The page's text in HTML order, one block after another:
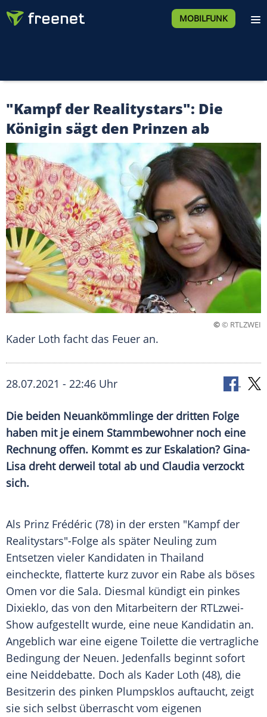
MOBILFUNK
"Kampf der Realitystars": Die
Königin sägt den Prinzen ab
©© RTLZWEI
Kader Loth facht das Feuer an.
28.07.2021 - 22:46 Uhr
Die beiden Neuankömmlinge der dritten Folge
haben mit je einem Stammbewohnernoch eine
Rechnung offen. Kommt es zur Eskalation? Gina-
Lisa dreht derweil total ab und Claudia verzockt
sich.
Als Prinz Frédéric (78) in der ersten "Kampf der
Realitystars"-Folge als später Neuling zum
Entsetzen vieler Kandidaten in Thailand
eincheckte, flatterte kurz zuvor ein Rabe als böses
Omen vor die Sala. Diesmal kündigt ein pinkes
Dixieklo, das von den Mitarbeitern der RTLzwei-
Show aufgestellt wurde, eine neue Kandidatin an.
Angeblich war eine eigene Toilette die vertragliche
Bedingung der Neuen. Jedenfalls beginnt sofort
eine Neiddebatte. Doch als Kader Loth (48), die
Besitzerin des pinken Plumpsklos auftaucht, zeigt
sie sich selbst überrascht vom eigenen